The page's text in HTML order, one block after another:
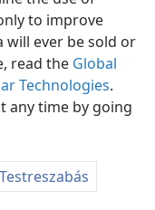
to improve
will ever be sold or
read the Global
Technologies.
any time by going
Testreszabás
a többség
fűző
a fáról lenyesett
lett. Midőn
tartottak,
egy törés
követte.